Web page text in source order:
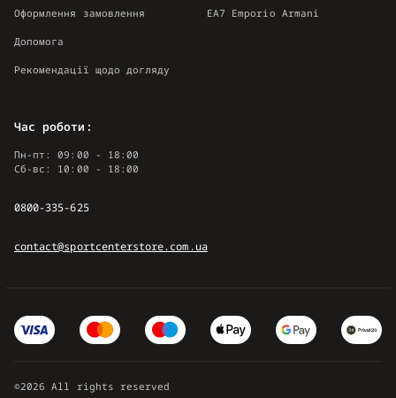
Оформлення замовлення
Допомога
Рекомендації щодо догляду
EA7 Emporio Armani
Час роботи:
Пн-пт: 09:00 - 18:00
Сб-вс: 10:00 - 18:00
0800-335-625
contact@sportcenterstore.com.ua
©2026 All rights reserved